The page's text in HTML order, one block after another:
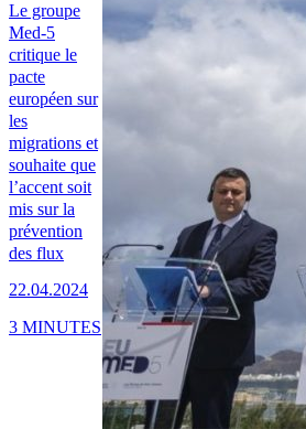
Le groupe
Med-5
critique le
pacte
européen sur
les
migrations et
souhaite que
l’accent soit
mis sur la
prévention
des flux
22.04.2024
3 MINUTES